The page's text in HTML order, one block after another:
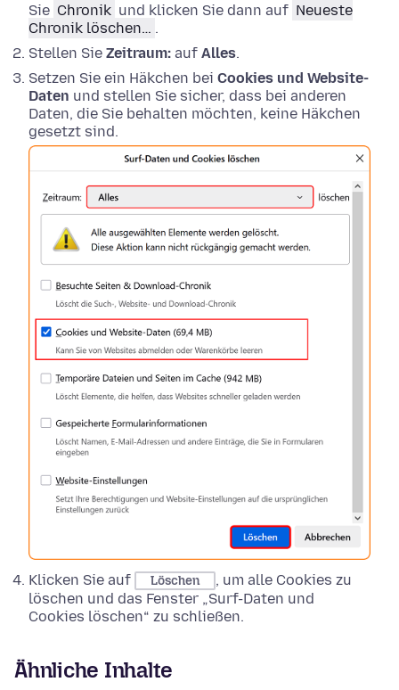
Sie Chronik und klicken Sie dann auf Neueste
Chronik löschen… .
Stellen Sie Zeitraum: auf Alles.
Setzen Sie ein Häkchen bei Cookies und Website-
Daten und stellen Sie sicher, dass bei anderen
Daten, die Sie behalten möchten, keine Häkchen
gesetzt sind.
Klicken Sie auf Löschen
, um alle Cookies zu
löschen und das Fenster „Surf-Daten und
Cookies löschen“ zu schließen.
Ähnliche Inhalte